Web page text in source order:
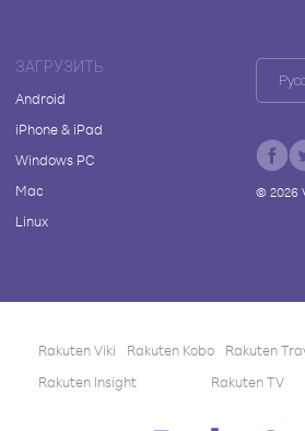
ЗАГРУЗИТЬ
Android
iPhone & iPad
Windows PC
Mac
Linux
© 2026
Rakuten Viki Rakuten Kobo Rakuten
Rakuten Insight
Rakuten TV